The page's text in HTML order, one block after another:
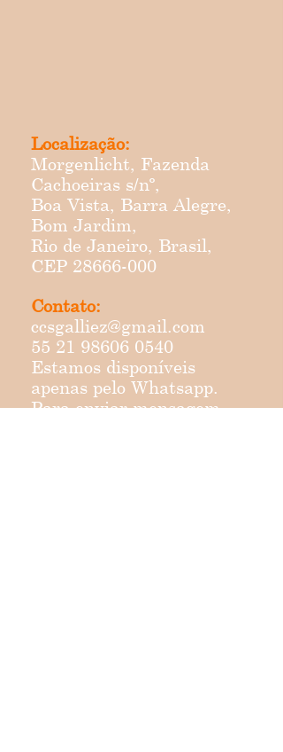
Localização:
Morgenlicht, Fazenda
Cachoeiras s/nº,
Boa Vista, Barra Alegre,
Bom Jardim,
Rio de Janeiro, Brasil,
CEP 28666-000
Contato:
ccsgalliez@gmail.com
55 21 98606 0540
Estamos disponíveis
apenas pelo Whatsapp.
Para enviar mensagem,